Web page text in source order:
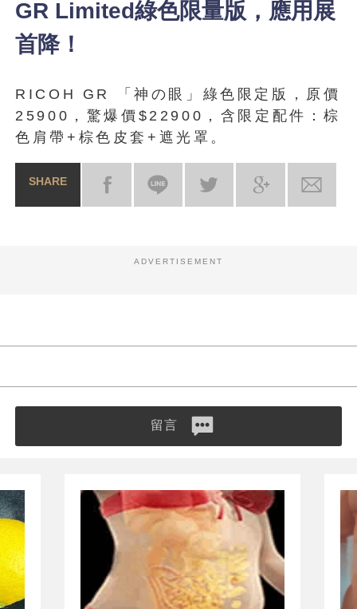
GR Limited綠色限量版，應用展
首降！
RICOH GR 「神の眼」綠色限定版，原價
25900，驚爆價$22900，含限定配件：棕
色肩帶+棕色皮套+遮光罩。
SHARE
ADVERTISEMENT
留言